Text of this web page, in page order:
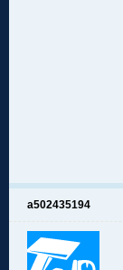
a502435194